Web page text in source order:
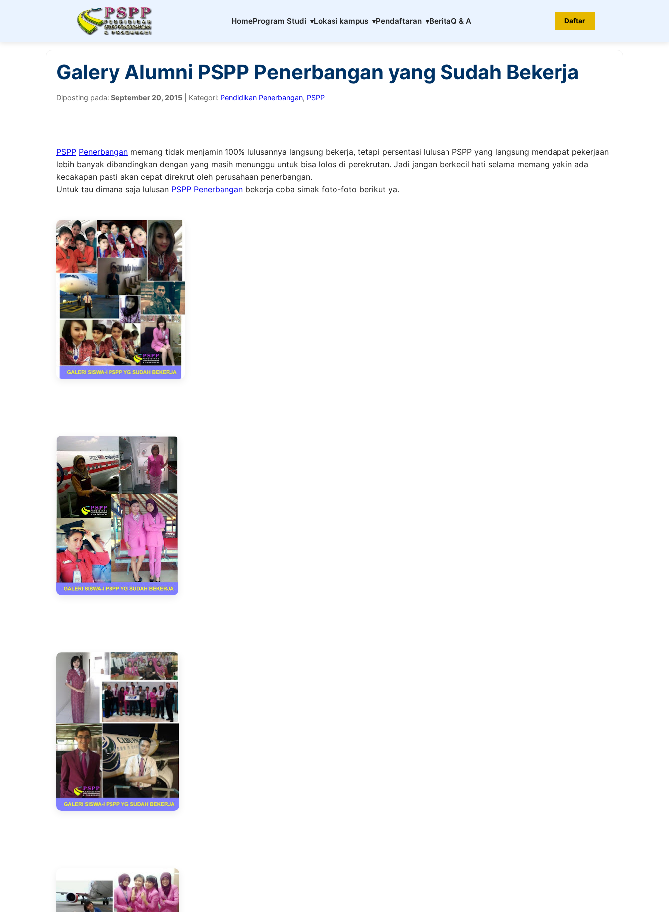
HomeProgram Studi Lokasi kampus Pendaftaran BeritaQ & A Daftar
Galery Alumni PSPP Penerbangan yang Sudah Bekerja
Diposting pada: September 20, 2015 | Kategori: Pendidikan Penerbangan, PSPP
PSPP Penerbangan memang tidak menjamin 100% lulusannya langsung bekerja, tetapi persentasi lulusan PSPP yang langsung mendapat pekerjaan
lebih banyak dibandingkan dengan yang masih menunggu untuk bisa lolos di perekrutan. Jadi jangan berkecil hati selama memang yakin ada
kecakapan pasti akan cepat direkrut oleh perusahaan penerbangan.
Untuk tau dimana saja lulusan PSPP Penerbangan bekerja coba simak foto-foto berikut ya.